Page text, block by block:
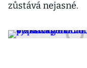
zůstává nejasné.